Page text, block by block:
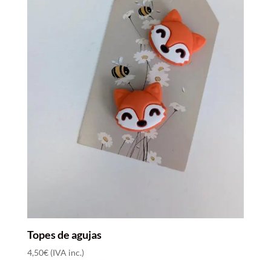
Agotado
Topes de agujas
4,50€ (IVA inc.)